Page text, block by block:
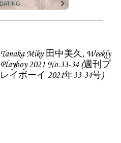
DATING
Tanaka Miku 田中美久, Weekly
Playboy 2021 No.33-34 (週刊プ
レイボーイ 2021年33-34号)